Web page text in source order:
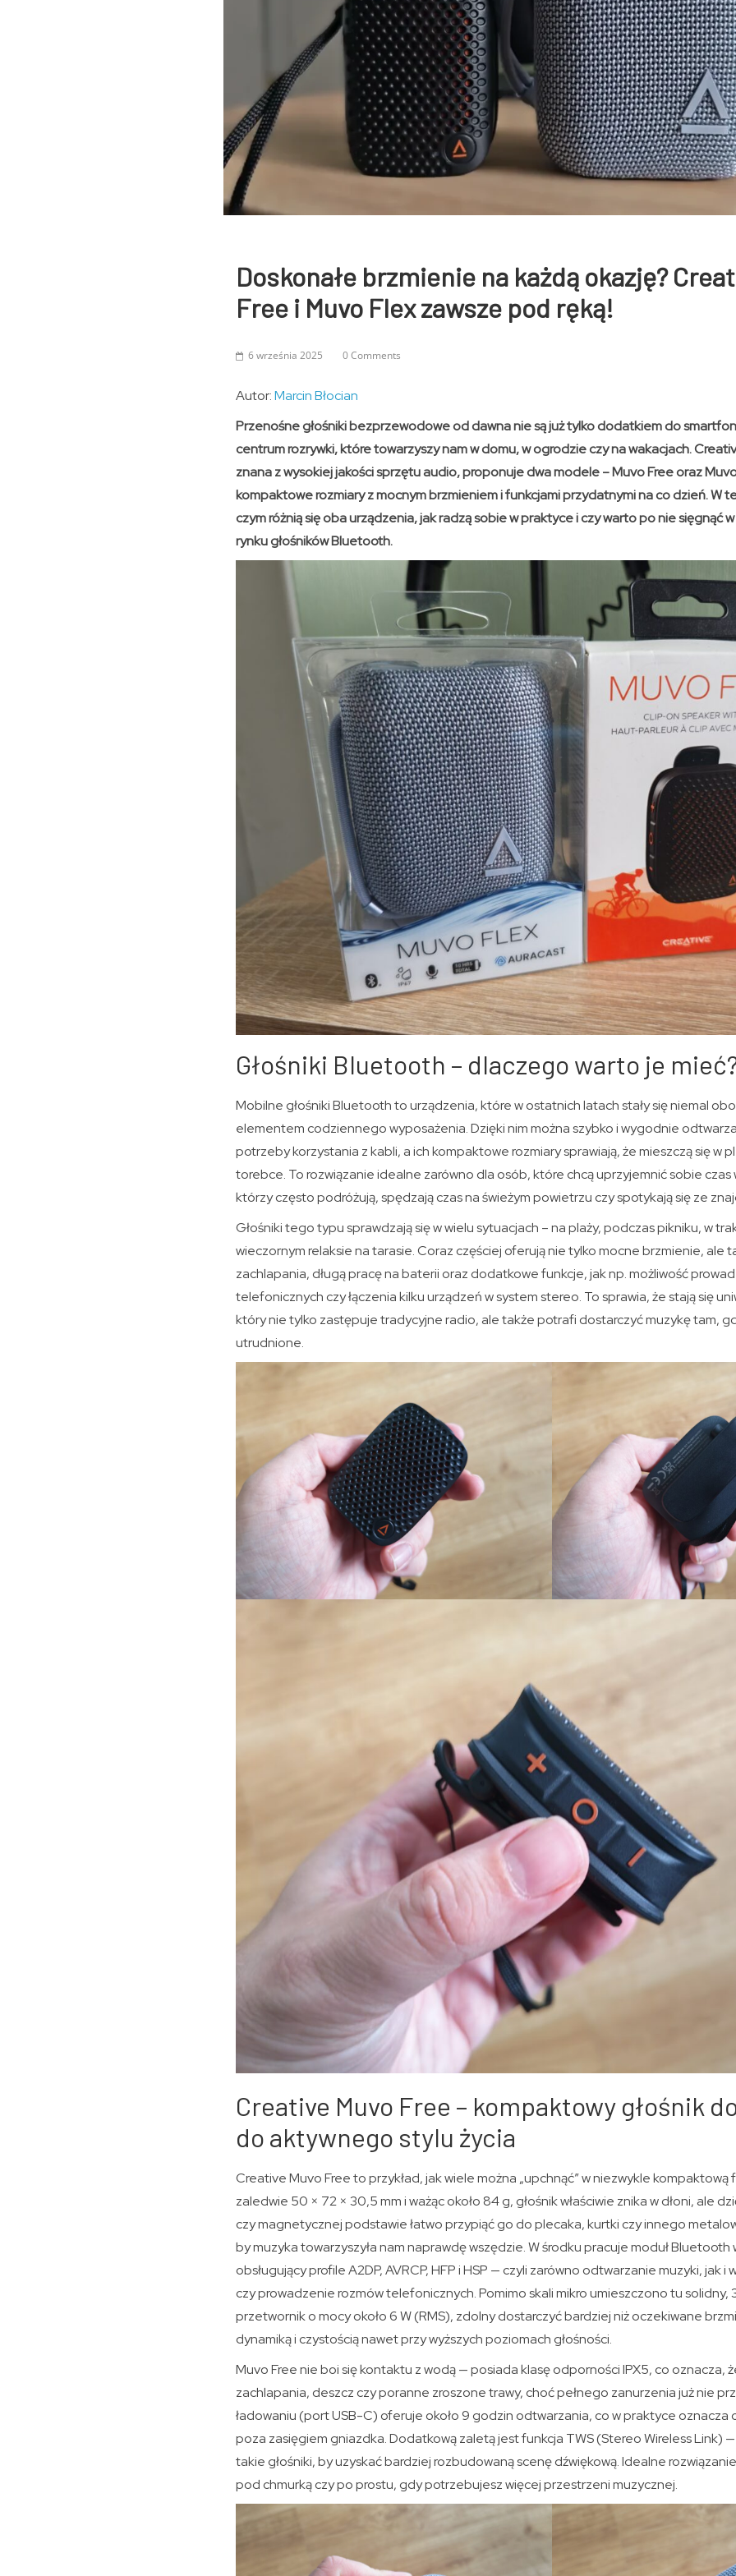
Doskonałe brzmienie na każdą okazję?
Free i Muvo Flex zawsze pod ręką!
6 września 2025 0 Comments
Autor:Marcin Błocian
Przenośne głośniki bezprzewodowe od dawna nie są już tylko dodatkiem do
centrum rozrywki, które towarzyszy nam w domu, w ogrodzie czy na wakacjach.
znana z wysokiej jakości sprzętu audio, proponuje dwa modele – Muvo Free oraz
kompaktowe rozmiary z mocnym brzmieniem i funkcjami przydatnymi na co dzień. W
czym różnią się oba urządzenia, jak radzą sobie w praktyce i czy warto po nie sięgnąć
rynku głośników Bluetooth.
Głośniki Bluetooth – dlaczego warto je
Mobilne głośniki Bluetooth to urządzenia, które w ostatnich latach stały się niemal
elementem codziennego wyposażenia. Dzięki nim można szybko i wygodnie
potrzeby korzystania z kabli, a ich kompaktowe rozmiary sprawiają, że mieszczą się w
torebce. To rozwiązanie idealne zarówno dla osób, które chcą uprzyjemnić sobie czas
którzy często podróżują, spędzają czas na świeżym powietrzu czy spotykają się ze
Głośniki tego typu sprawdzają się w wielu sytuacjach – na plaży, podczas pikniku, w
wieczornym relaksie na tarasie. Coraz częściej oferują nie tylko mocne brzmienie, ale
zachlapania, długą pracę na baterii oraz dodatkowe funkcje, jak np. możliwość
telefonicznych czy łączenia kilku urządzeń w system stereo. To sprawia, że stają się
który nie tylko zastępuje tradycyjne radio, ale także potrafi dostarczyć muzykę tam,
utrudnione.
Creative Muvo Free – kompaktowy głośnik
do aktywnego stylu życia
Creative Muvo Free to przykład, jak wiele można „upchnąć” w niezwykle kompaktową
zaledwie 50 × 72 × 30,5 mm i ważąc około 84 g, głośnik właściwie znika w dłoni, ale
czy magnetycznej podstawie łatwo przypiąć go do plecaka, kurtki czy innego
by muzyka towarzyszyła nam naprawdę wszędzie. W środku pracuje moduł
obsługujący profile A2DP, AVRCP, HFP i HSP — czyli zarówno odtwarzanie muzyki, jak
czy prowadzenie rozmów telefonicznych. Pomimo skali mikro umieszczono tu solidny,
przetwornik o mocy około 6 W (RMS), zdolny dostarczyć bardziej niż oczekiwane
dynamiką i czystością nawet przy wyższych poziomach głośności.
Muvo Free nie boi się kontaktu z wodą — posiada klasę odporności IPX5, co oznacza,
zachlapania, deszcz czy poranne zroszone trawy, choć pełnego zanurzenia już nie
ładowaniu (port USB-C) oferuje około 9 godzin odtwarzania, co w praktyce oznacza
poza zasięgiem gniazdka. Dodatkową zaletą jest funkcja TWS (Stereo Wireless Link)
takie głośniki, by uzyskać bardziej rozbudowaną scenę dźwiękową. Idealne
pod chmurką czy po prostu, gdy potrzebujesz więcej przestrzeni muzycznej.